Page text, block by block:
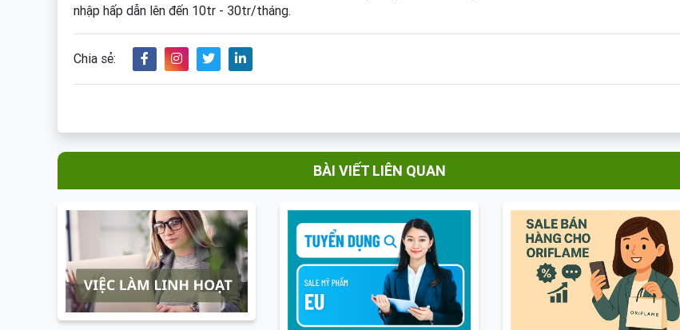
nhập hấp dẫn lên đến 10tr - 30tr/tháng.
Chia sẻ:
BÀI VIẾT LIÊN QUAN